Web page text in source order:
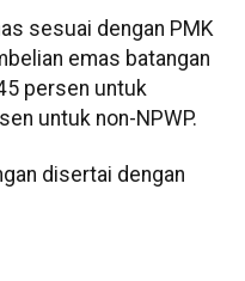
sesuai dengan PMK
emas batangan
persen untuk
untuk non-NPWP.
disertai dengan